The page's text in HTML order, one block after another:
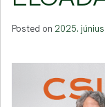
Posted on 2025.